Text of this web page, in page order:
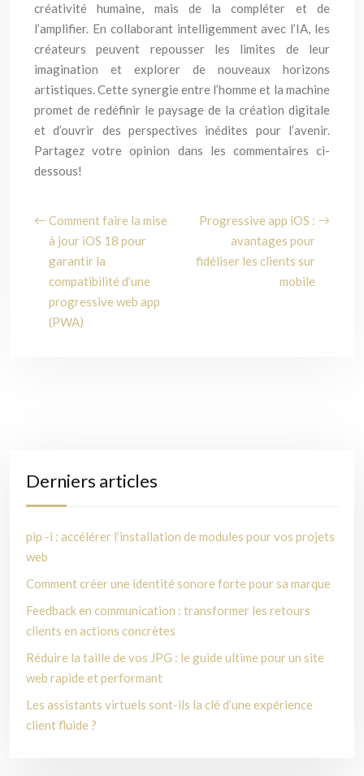
créativité humaine, mais de la compléter et de
l’amplifier. En collaborant intelligemment avec l’IA, les
créateurs peuvent repousser les limites de leur
imagination et explorer de nouveaux horizons
artistiques. Cette synergie entre l’homme et la machine
promet de redéfinir le paysage de la création digitale
et d’ouvrir des perspectives inédites pour l’avenir.
Partagez votre opinion dans les commentaires ci-
dessous!
Comment faire la mise
à jour iOS 18 pour
garantir la
compatibilité d’une
progressive web app
(PWA)
Progressive app iOS :
avantages pour
fidéliser les clients sur
mobile
Derniers articles
pip -i : accélérer l’installation de modules pour vos projets
web
Comment créer une identité sonore forte pour sa marque
Feedback en communication : transformer les retours
clients en actions concrètes
Réduire la taille de vos JPG : le guide ultime pour un site
web rapide et performant
Les assistants virtuels sont-ils la clé d’une expérience
client fluide ?